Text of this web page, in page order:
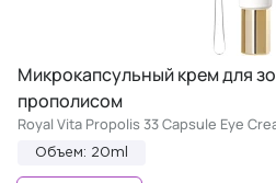
Микрокапсульный крем для
прополисом
Royal Vita Propolis 33 Capsule Eye
Объем: 20ml